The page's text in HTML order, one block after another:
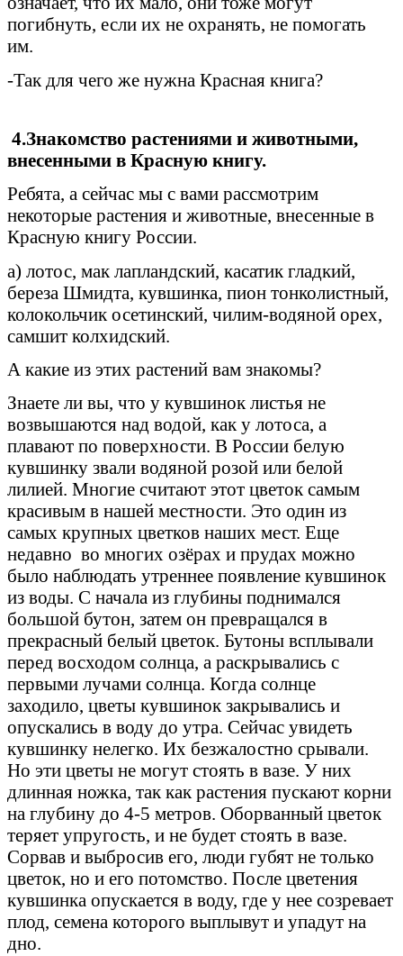
погибнуть, если их не охранять, не помогать
им.
-Так для чего же нужна Красная книга?
4.Знакомство растениями и животными,
внесенными в Красную книгу.
Ребята, а сейчас мы с вами рассмотрим
некоторые растения и животные, внесенные в
Красную книгу России.
а) лотос, мак лапландский, касатик гладкий,
береза Шмидта, кувшинка, пион тонколистный,
колокольчик осетинский, чилим-водяной орех,
самшит колхидский.
А какие из этих растений вам знакомы?
Знаете ли вы, что у кувшинок листья не
возвышаются над водой, как у лотоса, а
плавают по поверхности. В России белую
кувшинку звали водяной розой или белой
лилией. Многие считают этот цветок самым
красивым в нашей местности. Это один из
самых крупных цветков наших мест. Еще
недавно во многих озёрах и прудах можно
было наблюдать утреннее появление кувшинок
из воды. С начала из глубины поднимался
большой бутон, затем он превращался в
прекрасный белый цветок. Бутоны всплывали
перед восходом солнца, а раскрывались с
первыми лучами солнца. Когда солнце
заходило, цветы кувшинок закрывались и
опускались в воду до утра. Сейчас увидеть
кувшинку нелегко. Их безжалостно срывали.
Но эти цветы не могут стоять в вазе. У них
длинная ножка, так как растения пускают корни
на глубину до 4-5 метров. Оборванный цветок
теряет упругость, и не будет стоять в вазе.
Сорвав и выбросив его, люди губят не только
цветок, но и его потомство. После цветения
кувшинка опускается в воду, где у нее созревает
плод, семена которого выплывут и упадут на
дно.